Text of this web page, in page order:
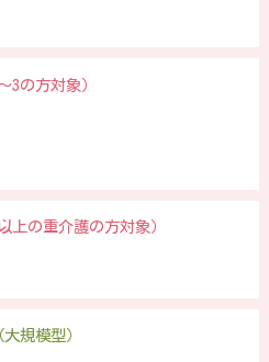
3の方対象）
上の重介護の方対象）
規模型）